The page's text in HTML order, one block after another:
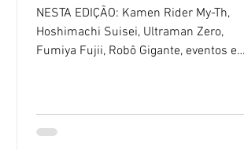
NESTA EDIÇÃO: Kamen Rider My-Th,
Hoshimachi Suisei, Ultraman Zero,
Fumiya Fujii, Robô Gigante, eventos e
com ajuda de Inteligência Artificial. [ 1 ]